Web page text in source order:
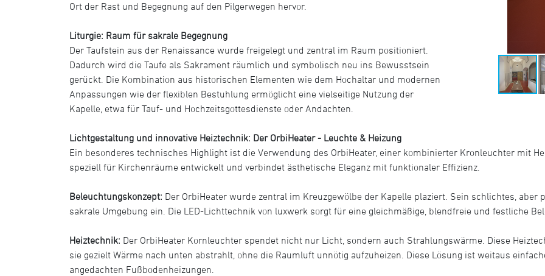
Ort der Rast und Begegnung auf den Pilgerwegen hervor.
Liturgie: Raum für sakrale Begegnung
Der Taufstein aus der Renaissance wurde freigelegt und zentral im Raum positioniert.
Dadurch wird die Taufe als Sakrament räumlich und symbolisch neu ins Bewusstsein
gerückt. Die Kombination aus historischen Elementen wie dem Hochaltar und modernen
Anpassungen wie der flexiblen Bestuhlung ermöglicht eine vielseitige Nutzung der
Kapelle, etwa für Tauf- und Hochzeitsgottesdienste oder Andachten.
Lichtgestaltung und innovative Heiztechnik: Der OrbiHeater - Leuchte & Heizung
Ein besonderes technisches Highlight ist die Verwendung des OrbiHeater, einer kombinierter Kronleuchter mit
speziell für Kirchenräume entwickelt und verbindet ästhetische Eleganz mit funktionaler Effizienz.
Beleuchtungskonzept: Der OrbiHeater wurde zentral im Kreuzgewölbe der Kapelle plaziert. Sein schlichtes,
sakrale Umgebung ein. Die LED-Lichttechnik von luxwerk sorgt für eine gleichmäßige, blendfreie und festliche
Heiztechnik: Der OrbiHeater Kornleuchter spendet nicht nur Licht, sondern auch Strahlungswärme. Diese
sie gezielt Wärme nach unten abstrahlt, ohne die Raumluft unnötig aufzuheizen. Diese Lösung ist weitaus
angedachten Fußbodenheizungen.